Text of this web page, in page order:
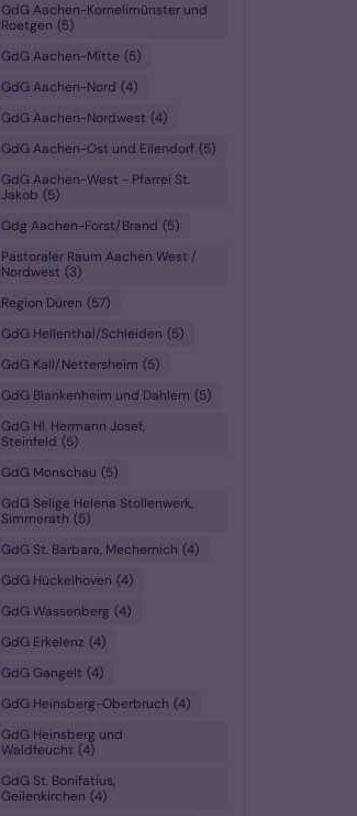
GdG Aachen-Kornelimünster und
Roetgen 5
GdG Aachen-Mitte 5
GdG Aachen-Nord 4
GdG Aachen-Nordwest 4
GdG Aachen-Ost und Eilendorf 5
GdG Aachen-West - Pfarrei St.
Jakob 5
Gdg Aachen-Forst/Brand 5
Pastoraler Raum Aachen West /
Nordwest 3
Region Düren 57
GdG Hellenthal/Schleiden 5
GdG Kall/Nettersheim 5
GdG Blankenheim und Dahlem 5
GdG Hl. Hermann Josef,
Steinfeld 5
GdG Monschau 5
GdG Selige Helena Stollenwerk,
Simmerath 5
GdG St. Barbara, Mechernich 4
GdG Hückelhoven 4
GdG Wassenberg 4
GdG Erkelenz 4
GdG Gangelt 4
GdG Heinsberg-Oberbruch 4
GdG Heinsberg und
Waldfeucht 4
GdG St. Bonifatius,
Geilenkirchen 4